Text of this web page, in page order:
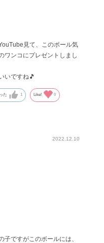
見て、このボール気
ワンコにプレゼントしまし
いですね🎵
た 1 Like! 0
2022.12.10
ですがこのボールには、